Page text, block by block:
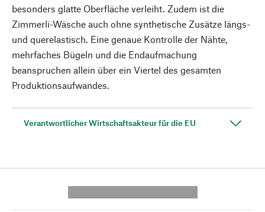
besonders glatte Oberfläche verleiht. Zudem ist die
Zimmerli-Wäsche auch ohne synthetische Zusätze längs-
und querelastisch. Eine genaue Kontrolle der Nähte,
mehrfaches Bügeln und die Endaufmachung
beanspruchen allein über ein Viertel des gesamten
Produktionsaufwandes.
Verantwortlicher Wirtschaftsakteur für die EU